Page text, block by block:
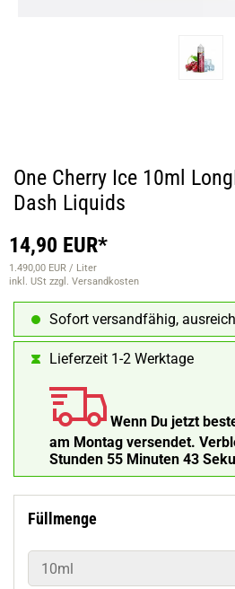
One Cherry Ice 10ml
Dash Liquids
14,90 EUR*
1.490,00 EUR / Liter
inkl. USt zzgl. Versandkosten
Sofort versandfähig,
Lieferzeit 1-2 Werktage
Wenn Du jetzt
am Montag versendet.
Stunden 55 Minuten 42
Füllmenge
10ml